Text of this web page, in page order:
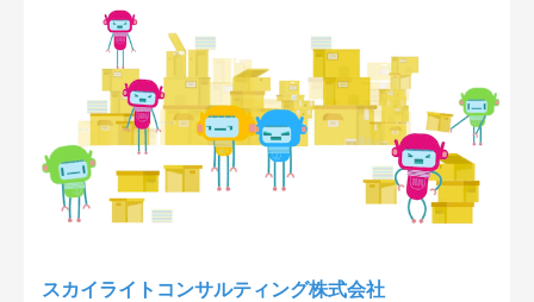
スカイライトコンサルティング株式会社